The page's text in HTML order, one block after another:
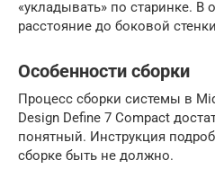
«укладывать» по старинке. В
расстояние до боковой
Особенности сборки
Процесс сборки системы в
Design Define 7 Compact
понятный. Инструкция
сборке быть не должно.